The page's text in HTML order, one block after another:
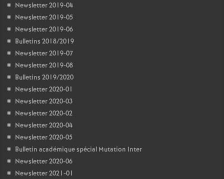
Newsletter 2019-04
Newsletter 2019-05
Newsletter 2019-06
Bulletins 2018/2019
Newsletter 2019-07
Newsletter 2019-08
Bulletins 2019/2020
Newsletter 2020-01
Newsletter 2020-03
Newsletter 2020-02
Newsletter 2020-04
Newsletter 2020-05
Bulletin académique spécial Mutation Inter
Newsletter 2020-06
Newsletter 2021-01